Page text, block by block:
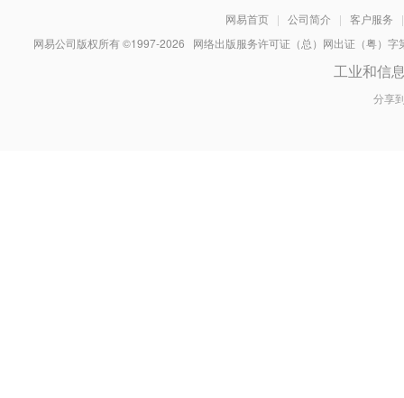
网易首页 | 公司简介 | 客户服务
|
网易公司版权所有 ©1997-2026 网络出版服务许可证（总）网出证（粤）
工业和信
分享